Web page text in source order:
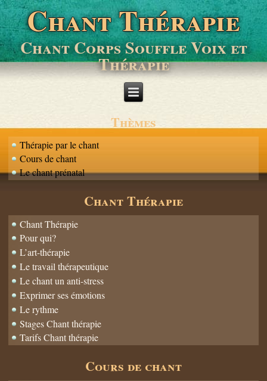
Chant Thérapie
Chant Corps Souffle Voix et
Thérapie
Thèmes
Thérapie par le chant
Cours de chant
Le chant prénatal
Chant Thérapie
Chant Thérapie
Pour qui?
L’art-thérapie
Le travail thérapeutique
Le chant un anti-stress
Exprimer ses émotions
Le rythme
Stages Chant thérapie
Tarifs Chant thérapie
Cours de chant